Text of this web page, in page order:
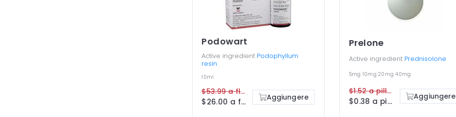
Podowart
Active ingredient Podophyllum
resin
10ml
$53.99 a flacone
$26.00 a flacone Aggiungere
Prelone
Active ingredient Prednisolone
5mg 10mg 20mg40mg
$1.52 a pillola
$0.38 a pillola Aggiungere